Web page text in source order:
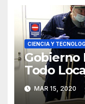
CIENCIA Y
Gobierno
Todo
«Culito
Clientes
MAR 15, 2020